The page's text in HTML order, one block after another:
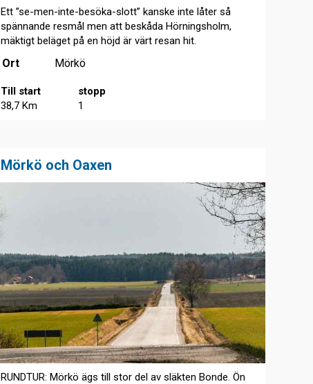
Ett ”se-men-inte-besöka-slott” kanske inte låter så
spännande resmål men att beskåda Hörningsholm,
mäktigt beläget på en höjd är värt resan hit.
Ort Mörkö
Till start
38,7 Km
stopp
1
Mörkö och Oaxen
RUNDTUR: Mörkö ägs till stor del av släkten Bonde. Ön